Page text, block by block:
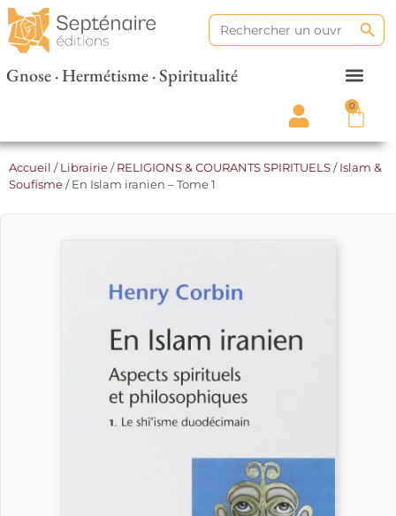
Search
for:
Gnose · Hermétisme · Spiritualité
0
Accueil /Librairie/RELIGIONS & COURANTS SPIRITUELS/Islam &
Soufisme/ En Islam iranien – Tome 1